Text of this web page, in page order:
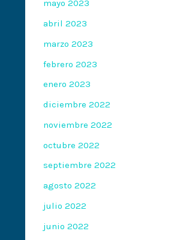
mayo 2023
abril 2023
marzo 2023
febrero 2023
enero 2023
diciembre 2022
noviembre 2022
octubre 2022
septiembre 2022
agosto 2022
julio 2022
junio 2022